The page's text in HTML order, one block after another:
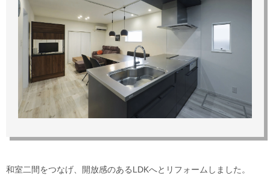
和室二間をつなげ、開放感のあるLDKへとリフォームしました。